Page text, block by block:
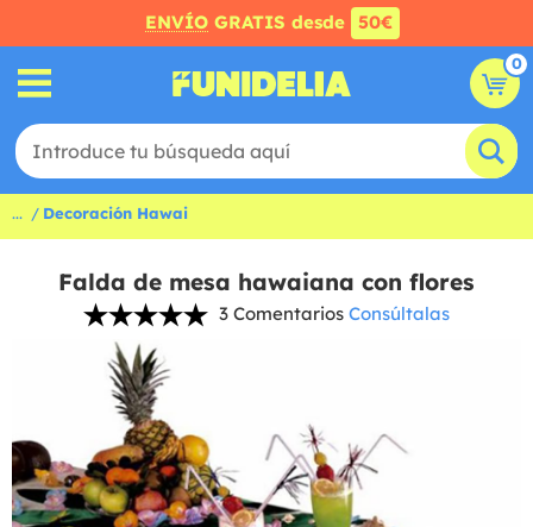
ENVÍO GRATIS desde 50€
0
... Decoración Hawai
Falda de mesa hawaiana con flores
3 Comentarios Consúltalas